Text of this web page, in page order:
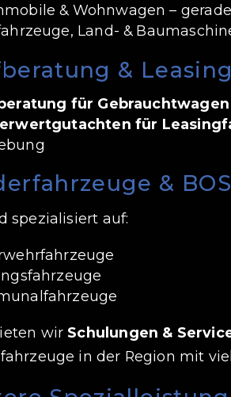
& Wohnwagen –
Land- &
&
für Gebrauchtwagen
für
&
spezialisiert auf:
wir Schulungen &
in der Region mit